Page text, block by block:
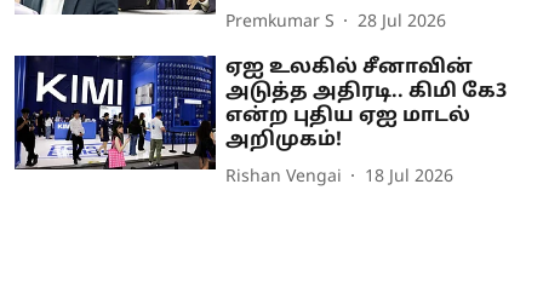
Premkumar S 28 Jul 2026
ஏஐ உலகில் சீனாவின்
அடுத்த அதிரடி.. கிமி கே3
என்ற புதிய ஏஐ மாடல்
அறிமுகம்!
Rishan Vengai 18 Jul 2026